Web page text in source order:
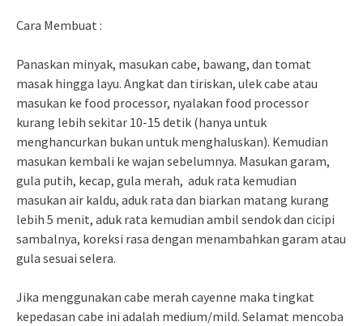
Cara Membuat :
Panaskan minyak, masukan cabe, bawang, dan tomat
masak hingga layu. Angkat dan tiriskan, ulek cabe atau
masukan ke food processor, nyalakan food processor
kurang lebih sekitar 10-15 detik (hanya untuk
menghancurkan bukan untuk menghaluskan). Kemudian
masukan kembali ke wajan sebelumnya. Masukan garam,
gula putih, kecap, gula merah, aduk rata kemudian
masukan air kaldu, aduk rata dan biarkan matang kurang
lebih 5 menit, aduk rata kemudian ambil sendok dan cicipi
sambalnya, koreksi rasa dengan menambahkan garam atau
gula sesuai selera.
Jika menggunakan cabe merah cayenne maka tingkat
kepedasan cabe ini adalah medium/mild. Selamat mencoba